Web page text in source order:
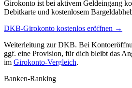
Girokonto ist bei aktivem Geldeingang
Debitkarte und kostenlosem
DKB-Girokonto kostenlos eröffnen →
Weiterleitung zur DKB. Bei
ggf. eine Provision, für dich bleibt das
im Girokonto-Vergleich.
Banken-Ranking